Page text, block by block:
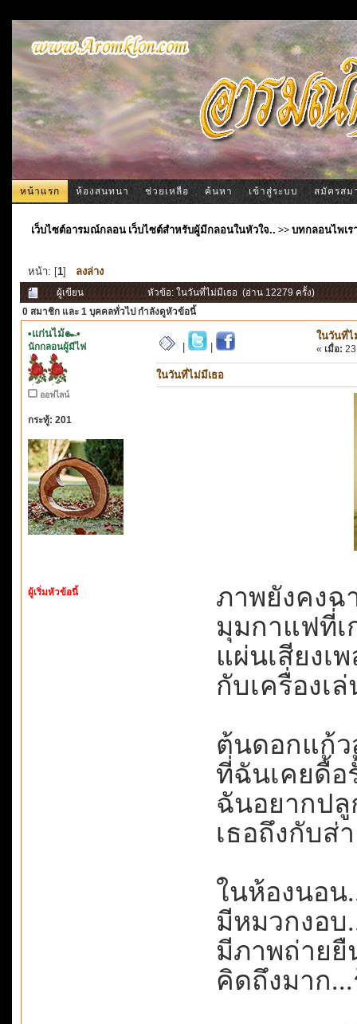
หน้าแรก ห้องสนทนา ช่วยเหลือ ค้นหา เข้าสู่ระบบ สมัครสม
เว็บไซต์อารมณ์กลอน เว็บไซต์สำหรับผู้มีกลอนในหัวใจ.. >>บทกลอนไพเร
หน้า: [1] ลงล่าง
ผู้เขียน
หัวข้อ: ในวันที่ไม่มีเธอ (อ่าน 12279 ครั้ง)
0 สมาชิก และ 1 บุคคลทั่วไป กำลังดูหัวข้อนี้
•แก่นไม้๛•
นักกลอนผู้มีไฟ
ออฟไลน์
กระทู้: 201
ผู้เริ่มหัวข้อนี้
ในวันที่ไ
« เมื่อ:
ในวันที่ไม่มีเธอ
ภาพยังคงฉ
มุมกาแฟที่เ
แผ่นเสียงเ
กับเครื่องเ
ต้นดอกแก้
ที่ฉันเคยดื้อ
ฉันอยากปลู
เธอถึงกับส่
ในห้องนอน
มีหมวกงอบ
มีภาพถ่ายยื
คิดถึงมาก